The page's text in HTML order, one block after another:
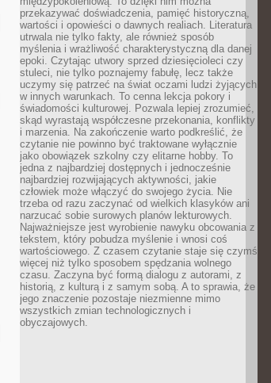
przekazywać doświadczenia, pamięć historyczną,
wartości i opowieści o dawnych realiach. Literatura
utrwala nie tylko fakty, ale również sposób
myślenia i wrażliwość charakterystyczną dla danej
epoki. Czytając utwory sprzed dziesięcioleci czy
stuleci, nie tylko poznajemy fabułę, lecz także
uczymy się patrzeć na świat oczami ludzi żyjących
w innych warunkach. To cenna lekcja pokory i
świadomości kulturowej. Pozwala lepiej zrozumieć,
skąd wyrastają współczesne przekonania, konflikty
i marzenia. Na zakończenie warto podkreślić, że
czytanie nie powinno być traktowane wyłącznie
jako obowiązek szkolny czy elitarne hobby. To
jedna z najbardziej dostępnych i jednocześnie
najbardziej rozwijających aktywności, jakie
człowiek może włączyć do swojego życia. Nie
trzeba od razu zaczynać od wielkich klasyków ani
narzucać sobie surowych planów lekturowych.
Najważniejsze jest wyrobienie nawyku obcowania z
tekstem, który pobudza myślenie i wnosi coś
wartościowego. Z czasem czytanie staje się czymś
więcej niż tylko sposobem spędzania wolnego
czasu. Zaczyna być formą dialogu z autorami, z
historią, z kulturą i z samym sobą. A to sprawia, że
jego znaczenie pozostaje niezmienne mimo
wszystkich zmian technologicznych i
obyczajowych.